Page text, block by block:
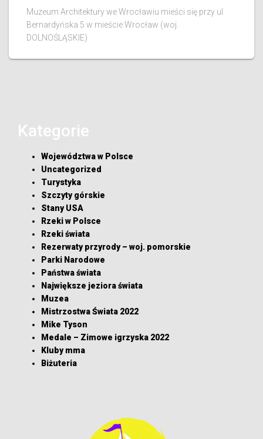
Muzeum Architektury we Wrocławiu mieści się przy ul.
Bernardyńska 5 w mieście Wrocław (woj.
DOLNOŚLĄSKIE)
Kategorie
Województwa w Polsce
Uncategorized
Turystyka
Szczyty górskie
Stany USA
Rzeki w Polsce
Rzeki świata
Rezerwaty przyrody – woj. pomorskie
Parki Narodowe
Państwa świata
Największe jeziora świata
Muzea
Mistrzostwa Świata 2022
Mike Tyson
Medale – Zimowe igrzyska 2022
Kluby mma
Biżuteria